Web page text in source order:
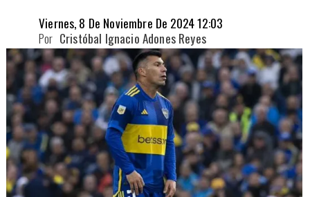
Viernes, 8 De Noviembre De 2024 12:03
Cristóbal Ignacio Adones Reyes
Por